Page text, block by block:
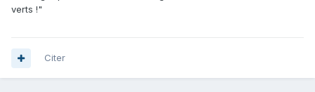
verts !"
Citer